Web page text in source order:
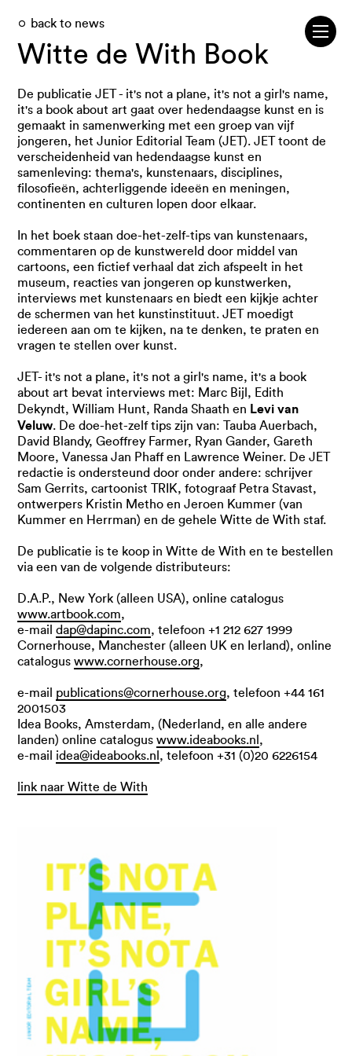
back to news
Witte de With Book
De publicatie JET - it's not a plane, it's not a girl's name,
it's a book about art gaat over hedendaagse kunst en is
gemaakt in samenwerking met een groep van vijf
jongeren, het Junior Editorial Team (JET). JET toont de
verscheidenheid van hedendaagse kunst en
samenleving: thema's, kunstenaars, disciplines,
filosofieën, achterliggende ideeën en meningen,
continenten en culturen lopen door elkaar.
In het boek staan doe-het-zelf-tips van kunstenaars,
commentaren op de kunstwereld door middel van
cartoons, een fictief verhaal dat zich afspeelt in het
museum, reacties van jongeren op kunstwerken,
interviews met kunstenaars en biedt een kijkje achter
de schermen van het kunstinstituut. JET moedigt
iedereen aan om te kijken, na te denken, te praten en
vragen te stellen over kunst.
JET- it's not a plane, it's not a girl's name, it's a book
about art bevat interviews met: Marc Bijl, Edith
Dekyndt, William Hunt, Randa Shaath en Levi van
Veluw. De doe-het-zelf tips zijn van: Tauba Auerbach,
David Blandy, Geoffrey Farmer, Ryan Gander, Gareth
Moore, Vanessa Jan Phaff en Lawrence Weiner. De JET
redactie is ondersteund door onder andere: schrijver
Sam Gerrits, cartoonist TRIK, fotograaf Petra Stavast,
ontwerpers Kristin Metho en Jeroen Kummer (van
Kummer en Herrman) en de gehele Witte de With staf.
De publicatie is te koop in Witte de With en te bestellen
via een van de volgende distributeurs:
D.A.P., New York (alleen USA), online catalogus
www.artbook.com,
e-maildap@dapinc.com, telefoon +1 212 627 1999
Cornerhouse, Manchester (alleen UK en Ierland), online
cataloguswww.cornerhouse.org,
e-mail publications@cornerhouse.org, telefoon +44 161
2001503
Idea Books, Amsterdam, (Nederland, en alle andere
landen) online cataloguswww.ideabooks.nl ,
e-mail idea@ideabooks.nl , telefoon +31 (0)20 6226154
link naar Witte de With